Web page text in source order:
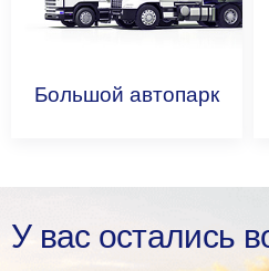
Большой автопарк
У вас остались